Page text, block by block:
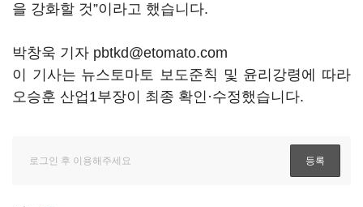
을 강화할 것”이라고 했습니다.
박창욱 기자 pbtkd@etomato.com
이 기사는 뉴스토마토 보도준칙 및 윤리강령에 따라
오승훈 산업1부장이 최종 확인·수정했습니다.